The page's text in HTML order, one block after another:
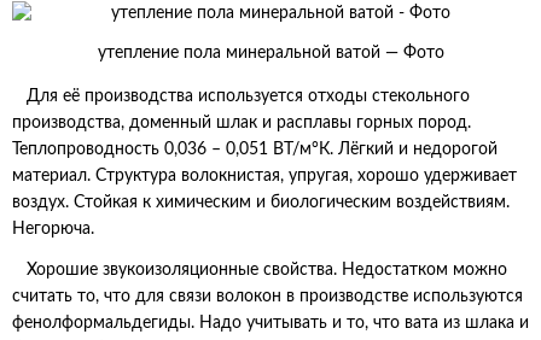
утепление пола минеральной ватой — Фото
Для её производства используется отходы стекольного
производства, доменный шлак и расплавы горных пород.
Теплопроводность 0,036 – 0,051 ВТ/м°К. Лёгкий и недорогой
материал. Структура волокнистая, упругая, хорошо удерживает
воздух. Стойкая к химическим и биологическим воздействиям.
Негорюча.
Хорошие звукоизоляционные свойства. Недостатком можно
считать то, что для связи волокон в производстве используются
фенолформальдегиды. Надо учитывать и то, что вата из шлака и